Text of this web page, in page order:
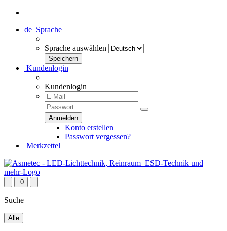
de Sprache
Sprache auswählen
Kundenlogin
Kundenlogin
Konto erstellen
Passwort vergessen?
Merkzettel
0
Suche
Alle